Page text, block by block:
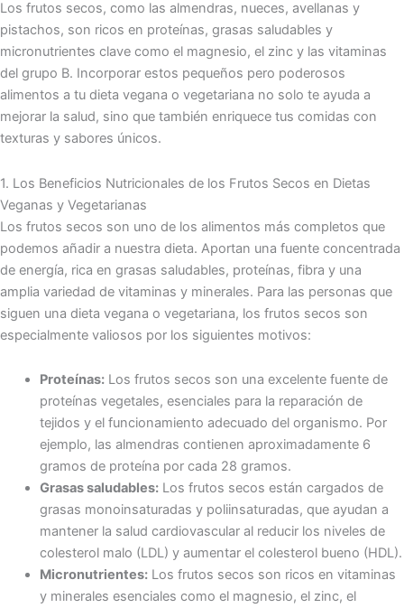
Los frutos secos, como las almendras, nueces, avellanas y
pistachos, son ricos en proteínas, grasas saludables y
micronutrientes clave como el magnesio, el zinc y las vitaminas
del grupo B. Incorporar estos pequeños pero poderosos
alimentos a tu dieta vegana o vegetariana no solo te ayuda a
mejorar la salud, sino que también enriquece tus comidas con
texturas y sabores únicos.
1. Los Beneficios Nutricionales de los Frutos Secos en Dietas
Veganas y Vegetarianas
Los frutos secos son uno de los alimentos más completos que
podemos añadir a nuestra dieta. Aportan una fuente concentrada
de energía, rica en grasas saludables, proteínas, fibra y una
amplia variedad de vitaminas y minerales. Para las personas que
siguen una dieta vegana o vegetariana, los frutos secos son
especialmente valiosos por los siguientes motivos:
Proteínas:Los frutos secos son una excelente fuente de
proteínas vegetales, esenciales para la reparación de
tejidos y el funcionamiento adecuado del organismo. Por
ejemplo, las almendras contienen aproximadamente 6
gramos de proteína por cada 28 gramos.
Grasas saludables:Los frutos secos están cargados de
grasas monoinsaturadas y poliinsaturadas, que ayudan a
mantener la salud cardiovascular al reducir los niveles de
colesterol malo (LDL) y aumentar el colesterol bueno (HDL).
Micronutrientes:Los frutos secos son ricos en vitaminas
y minerales esenciales como el magnesio, el zinc, el